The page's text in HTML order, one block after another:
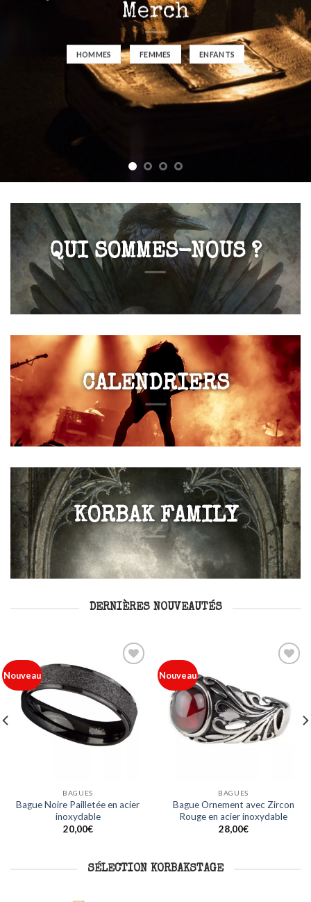
Merch
HOMMES FEMMES ENFANTS
QUI SOMMES-NOUS ?
CALENDRIERS
KORBAK FAMILY
DERNIÈRES NOUVEAUTÉS
Nouveau
à ma
liste
BAGUES
Bague Noire Pailletée en acier
inoxydable
20,00€
Nouveau
BAGUES
Bague Ornement avec Zircon
Rouge en acier inoxydable
28,00€
SÉLECTION KORBAKSTAGE